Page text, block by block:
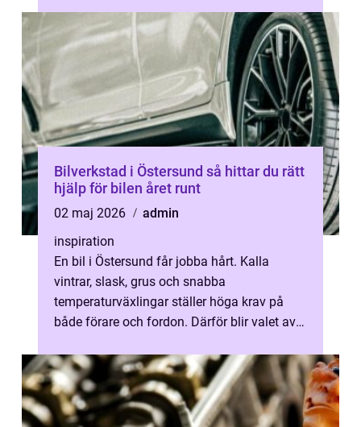
Bilverkstad i Östersund så hittar du rätt
hjälp för bilen året runt
02 maj 2026
admin
inspiration
En bil i Östersund får jobba hårt. Kalla
vintrar, slask, grus och snabba
temperaturväxlingar ställer höga krav på
både förare och fordon. Därför blir valet av